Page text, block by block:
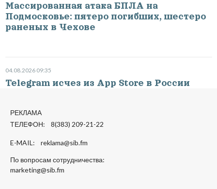
Массированная атака БПЛА на
Подмосковье: пятеро погибших, шестеро
раненых в Чехове
04.08.2026 09:35
Telegram исчез из App Store в России
РЕКЛАМА
ТЕЛЕФОН: 8(383) 209-21-22
E-MAIL: reklama@sib.fm
По вопросам сотрудничества:
marketing@sib.fm